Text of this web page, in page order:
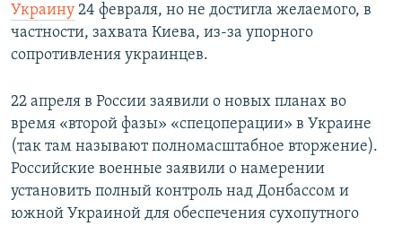
Украину 24 февраля, но не достигла желаемого, в
частности, захвата Киева, из-за упорного
сопротивления украинцев.
22 апреля в России заявили о новых планах во
время «второй фазы» «спецоперации» в Украине
(так там называют полномасштабное вторжение).
Российские военные заявили о намерении
установить полный контроль над Донбассом и
южной Украиной для обеспечения сухопутного